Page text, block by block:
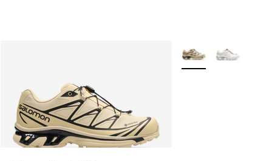
Plus de couleurs